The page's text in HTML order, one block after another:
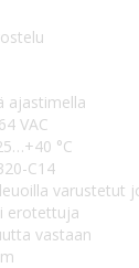
ajastimella
VAC
°C
C14
varustetut
erotettuja
vastaan